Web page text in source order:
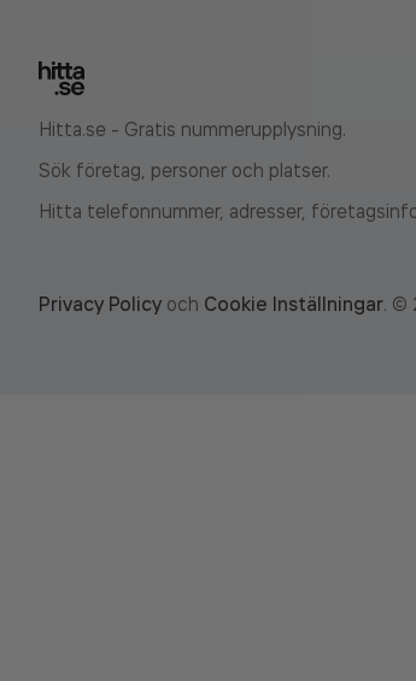
Hitta.se - Gratis nummerupplysning.
Sök företag, personer och platser.
Hitta telefonnummer, adresser,
Privacy Policy och Cookie Inställningar. ©